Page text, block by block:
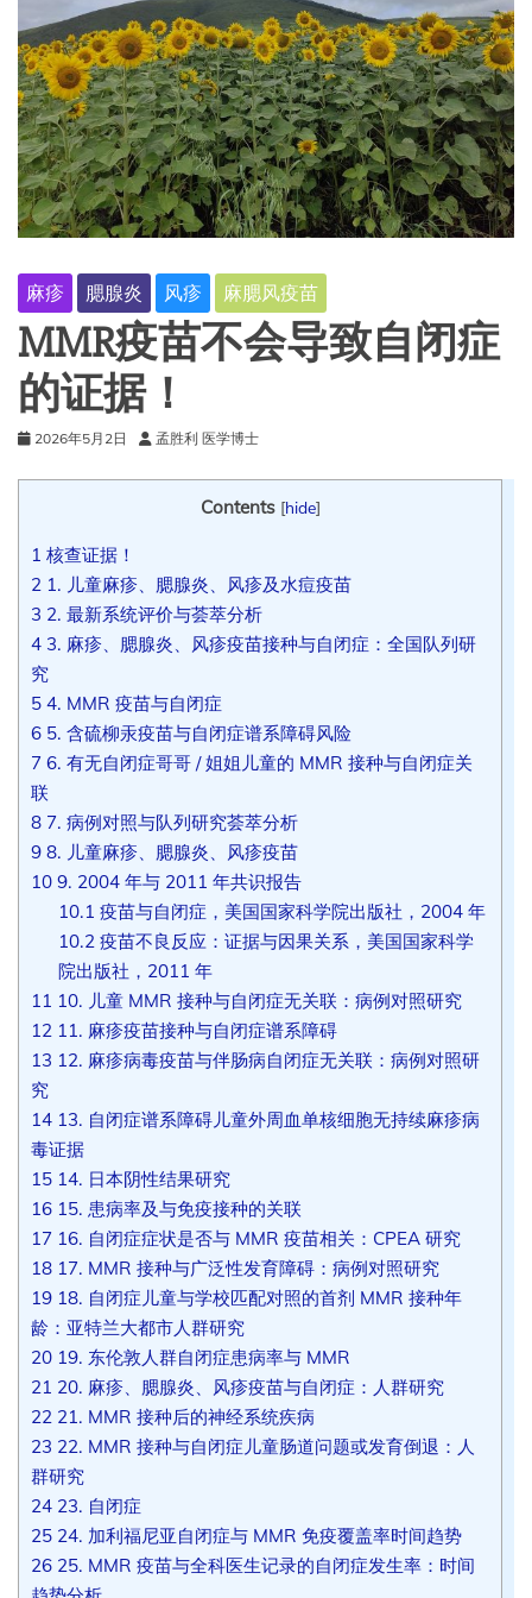
麻疹 腮腺炎 风疹 麻腮风疫苗
MMR疫苗不会导致自闭症
的证据！
2026年5月2日 孟胜利 医学博士
Contents [hide]
1 核查证据！
2 1. 儿童麻疹、腮腺炎、风疹及水痘疫苗
3 2. 最新系统评价与荟萃分析
4 3. 麻疹、腮腺炎、风疹疫苗接种与自闭症：全国队列研
究
5 4. MMR 疫苗与自闭症
6 5. 含硫柳汞疫苗与自闭症谱系障碍风险
7 6. 有无自闭症哥哥 / 姐姐儿童的 MMR 接种与自闭症关
联
8 7. 病例对照与队列研究荟萃分析
9 8. 儿童麻疹、腮腺炎、风疹疫苗
10 9. 2004 年与 2011 年共识报告
10.1 疫苗与自闭症，美国国家科学院出版社，2004 年
10.2疫苗不良反应：证据与因果关系，美国国家科学
院出版社，2011 年
11 10. 儿童 MMR 接种与自闭症无关联：病例对照研究
12 11. 麻疹疫苗接种与自闭症谱系障碍
13 12. 麻疹病毒疫苗与伴肠病自闭症无关联：病例对照研
究
14 13. 自闭症谱系障碍儿童外周血单核细胞无持续麻疹病
毒证据
15 14. 日本阴性结果研究
16 15. 患病率及与免疫接种的关联
17 16. 自闭症症状是否与 MMR 疫苗相关：CPEA 研究
18 17. MMR 接种与广泛性发育障碍：病例对照研究
19 18. 自闭症儿童与学校匹配对照的首剂 MMR 接种年
龄：亚特兰大都市人群研究
20 19. 东伦敦人群自闭症患病率与 MMR
21 20. 麻疹、腮腺炎、风疹疫苗与自闭症：人群研究
22 21. MMR 接种后的神经系统疾病
23 22. MMR 接种与自闭症儿童肠道问题或发育倒退：人
群研究
24 23. 自闭症
25 24. 加利福尼亚自闭症与 MMR 免疫覆盖率时间趋势
26 25. MMR 疫苗与全科医生记录的自闭症发生率：时间